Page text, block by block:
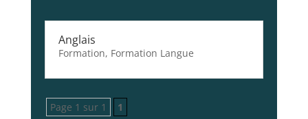
Anglais
Formation, Formation Langue
Page 1 sur 1 1